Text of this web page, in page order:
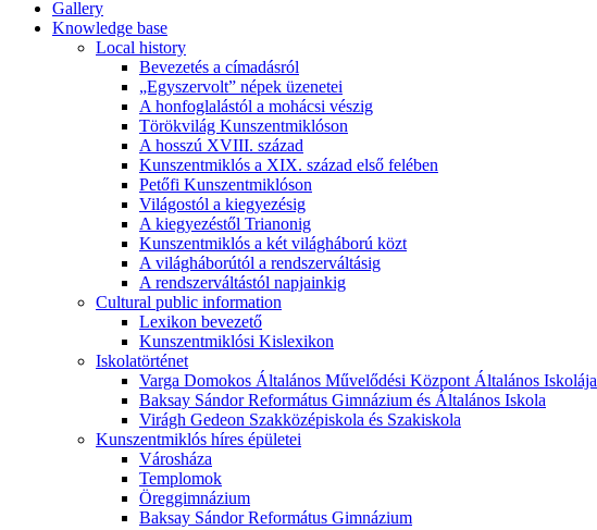
Gallery
Knowledge base
Local history
Bevezetés a címadásról
„Egyszervolt” népek üzenetei
A honfoglalástól a mohácsi vészig
Törökvilág Kunszentmiklóson
A hosszú XVIII. század
Kunszentmiklós a XIX. század első felében
Petőfi Kunszentmiklóson
Világostól a kiegyezésig
A kiegyezéstől Trianonig
Kunszentmiklós a két világháború közt
A világháborútól a rendszerváltásig
A rendszerváltástól napjainkig
Cultural public information
Lexikon bevezető
Kunszentmiklósi Kislexikon
Iskolatörténet
Varga Domokos Általános Művelődési Központ Általános Iskolája
Baksay Sándor Református Gimnázium és Általános Iskola
Virágh Gedeon Szakközépiskola és Szakiskola
Kunszentmiklós híres épületei
Városháza
Templomok
Öreggimnázium
Baksay Sándor Református Gimnázium